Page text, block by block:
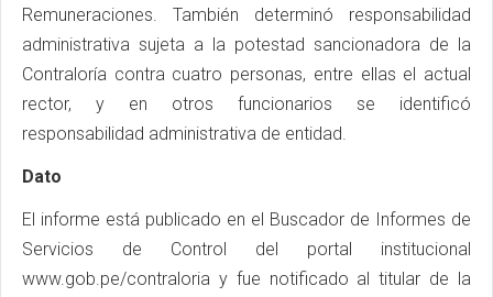
Remuneraciones. También determinó responsabilidad
administrativa sujeta a la potestad sancionadora de la
Contraloría contra cuatro personas, entre ellas el actual
rector, y en otros funcionarios se identificó
responsabilidad administrativa de entidad.
Dato
El informe está publicado en el Buscador de Informes de
Servicios de Control del portal institucional
www.gob.pe/contraloria y fue notificado al titular de la